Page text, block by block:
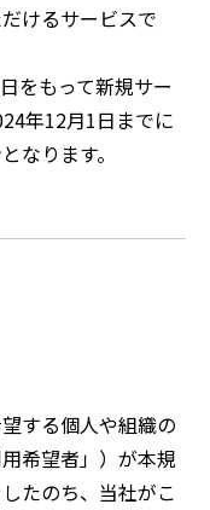
けるサービスで
をもって新規サー
年12月1日までに
なります。
する個人や組織の
希望者」）が本規
たのち、当社がこ